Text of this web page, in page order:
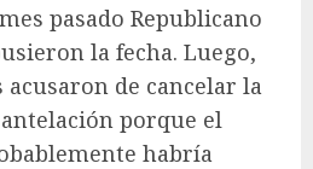
pasado Republicano
la fecha. Luego,
de cancelar la
porque el
habría